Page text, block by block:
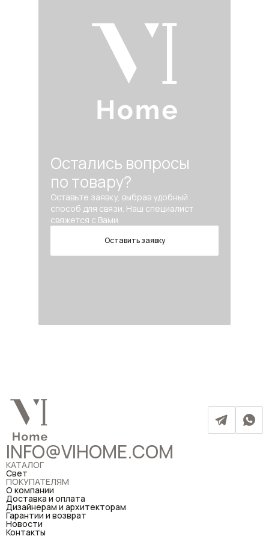
Остались вопросы
по товару?
Оставьте заявку, выбрав удобный
способ для связи. Наш специалист
свяжется с Вами.
Оставить заявку
INFO@VIHOME.COM
КАТАЛОГ
Свет
ПОКУПАТЕЛЯМ
О компании
Доставка и оплата
Дизайнерам и архитекторам
Гарантии и возврат
Новости
Контакты